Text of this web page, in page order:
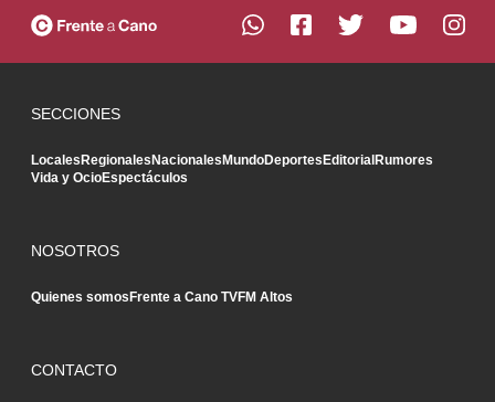
SECCIONES
LocalesRegionalesNacionalesMundoDeportesEditorialRumores
Vida y OcioEspectáculos
NOSOTROS
Quienes somosFrente a Cano TVFM Altos
CONTACTO